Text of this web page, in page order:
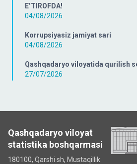
E’TIROFDA!
04/08/2026
Korrupsiyasiz jamiyat sari
04/08/2026
Qashqadaryo viloyatida qurilish
27/07/2026
Qashqadaryo viloyat
statistika boshqarmasi
180100, Qarshi sh, Mustаqillik